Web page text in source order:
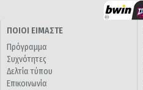
ΠΟΙΟΙ ΕΙΜΑΣΤΕ
Πρόγραμμα
Συχνότητες
Δελτία τύπου
Επικοινωνία